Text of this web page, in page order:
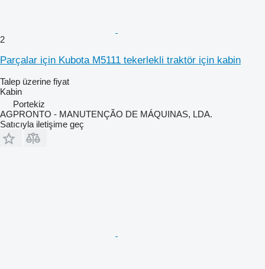
2
Parçalar için Kubota M5111 tekerlekli traktör için kabin
Talep üzerine fiyat
Kabin
Portekiz
AGPRONTO - MANUTENÇÃO DE MÁQUINAS, LDA.
Satıcıyla iletişime geç